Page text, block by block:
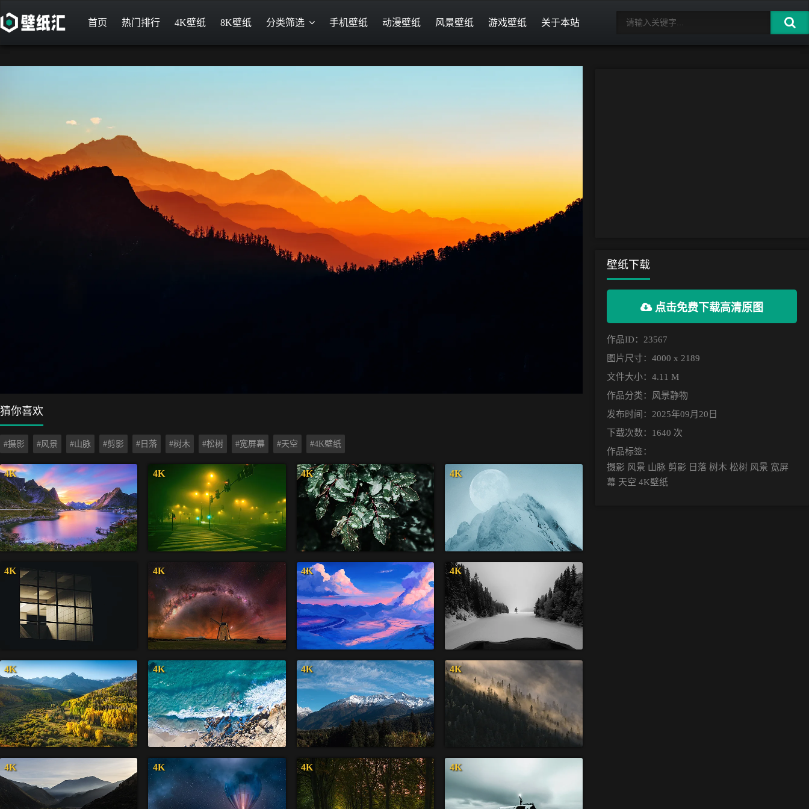
首页 热门排行 4K壁纸 8K壁纸 分类筛选 手机壁纸 动漫壁纸 风景壁纸 游戏壁纸 关于本站
猜你喜欢
#摄影 #风景 #山脉 #剪影 #日落 #树木 #松树 #宽屏幕 #天空 #4K壁纸
4K 4K 4K 4K
4K 4K 4K 4K
4K 4K 4K 4K
4K 4K 4K 4K
壁纸下载
点击免费下载高清原图
作品ID：23567
图片尺寸：4000 x 2189
文件大小：4.11 M
作品分类：
风景静物
发布时间：2025年09月20日
下载次数：1640 次
作品标签：
摄影 风景 山脉 剪影 日落 树木 松树 风景 宽屏
幕 天空 4K壁纸